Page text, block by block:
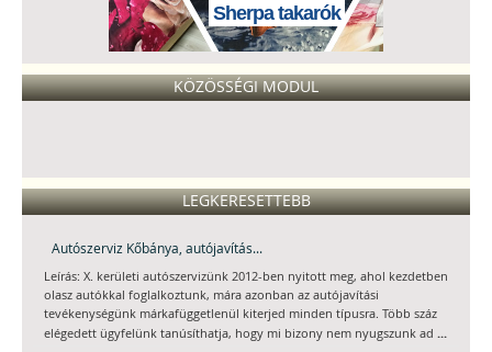
Sherpa takarók
KÖZÖSSÉGI MODUL
LEGKERESETTEBB
Autószerviz Kőbánya, autójavítás...
Leírás: X. kerületi autószervizünk 2012-ben nyitott meg, ahol kezdetben
olasz autókkal foglalkoztunk, mára azonban az autójavítási
tevékenységünk márkafüggetlenül kiterjed minden típusra. Több száz
elégedett ügyfelünk tanúsíthatja, hogy mi bizony nem nyugszunk ad ...